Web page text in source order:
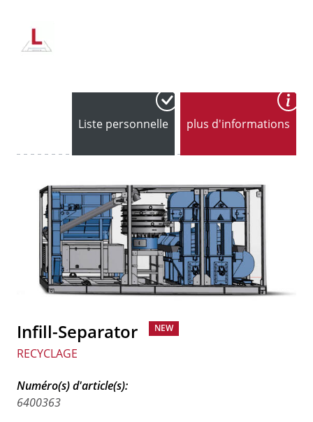
Liste personnelle plus d'informations
Infill-Separator NEW
RECYCLAGE
Numéro(s) d'article(s):
6400363